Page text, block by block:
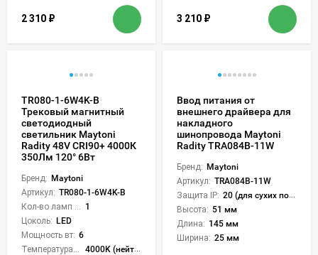
2 310 ₽ 3 210 ₽
TR080-1-6W4K-B
Трековый магнитный
светодиодный
светильник Maytoni
Radity 48V CRI90+ 4000К
350Лм 120° 6Вт
Бренд: Maytoni
Артикул: TR080-1-6W4K-B
1
Цоколь: LED
Мощность вт: 6
4000K (нейтральный)
Ввод питания от
внешнего драйвера для
накладного
шинопровода Maytoni
Radity TRA084B-11W
Бренд: Maytoni
Артикул: TRA084B-11W
Защита IP: 20 (для сухих пом.)
Высота: 51 мм
Длина: 145 мм
Ширина: 25 мм